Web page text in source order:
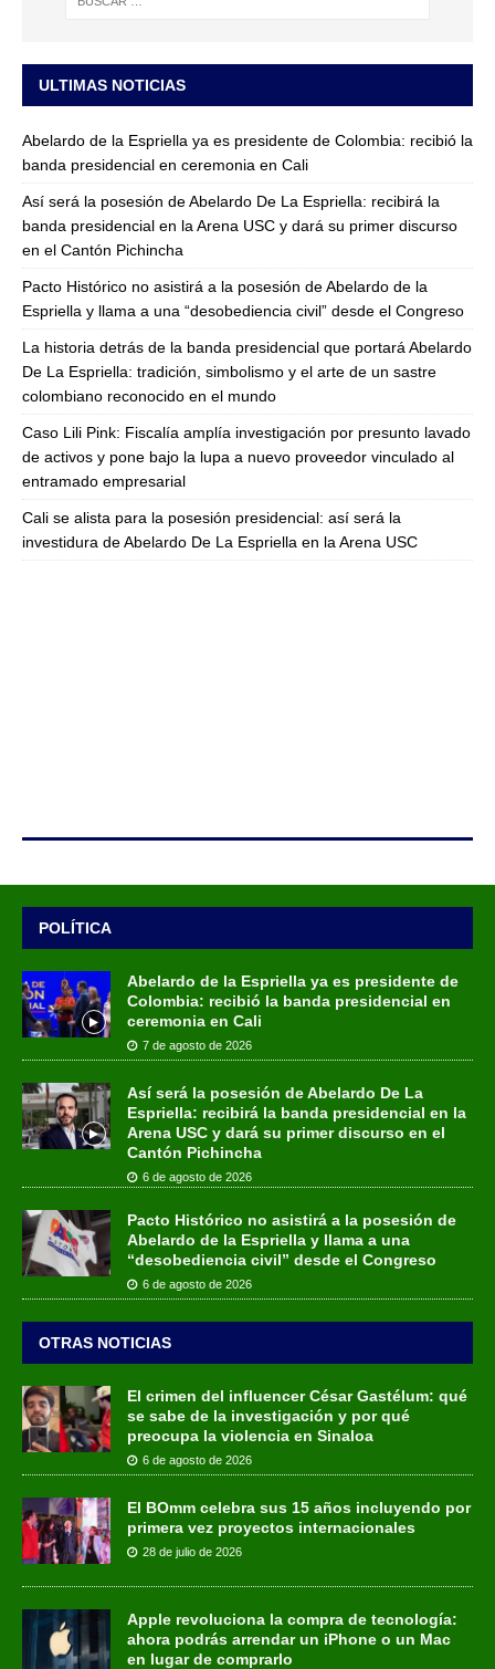
ULTIMAS NOTICIAS
Abelardo de la Espriella ya es presidente de Colombia: recibió la
banda presidencial en ceremonia en Cali
Así será la posesión de Abelardo De La Espriella: recibirá la
banda presidencial en la Arena USC y dará su primer discurso
en el Cantón Pichincha
Pacto Histórico no asistirá a la posesión de Abelardo de la
Espriella y llama a una “desobediencia civil” desde el Congreso
La historia detrás de la banda presidencial que portará Abelardo
De La Espriella: tradición, simbolismo y el arte de un sastre
colombiano reconocido en el mundo
Caso Lili Pink: Fiscalía amplía investigación por presunto lavado
de activos y pone bajo la lupa a nuevo proveedor vinculado al
entramado empresarial
Cali se alista para la posesión presidencial: así será la
investidura de Abelardo De La Espriella en la Arena USC
POLÍTICA
Abelardo de la Espriella ya es presidente de
Colombia: recibió la banda presidencial en
ceremonia en Cali
7 de agosto de 2026
Así será la posesión de Abelardo De La
Espriella: recibirá la banda presidencial en la
Arena USC y dará su primer discurso en el
Cantón Pichincha
6 de agosto de 2026
Pacto Histórico no asistirá a la posesión de
Abelardo de la Espriella y llama a una
“desobediencia civil” desde el Congreso
6 de agosto de 2026
OTRAS NOTICIAS
El crimen del influencer César Gastélum: qué
se sabe de la investigación y por qué
preocupa la violencia en Sinaloa
6 de agosto de 2026
El BOmm celebra sus 15 años incluyendo por
primera vez proyectos internacionales
28 de julio de 2026
Apple revoluciona la compra de tecnología:
ahora podrás arrendar un iPhone o un Mac
en lugar de comprarlo